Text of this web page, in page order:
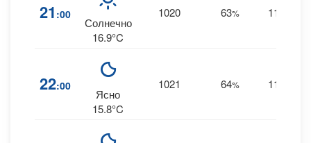
21 :00
Солнечно
16.9°C
1020 63% 11
22:00
Ясно
15.8°C
1021 64% 11